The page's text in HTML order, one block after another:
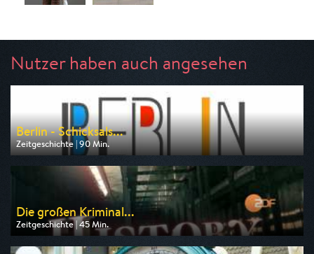
Nutzer haben auch angesehen
Berlin - Schicksals...
Zeitgeschichte | 90 Min.
Ausgestrahlt von rbb
am 11.08.2026, 20:15
Die großen Kriminal...
Zeitgeschichte | 45 Min.
Ausgestrahlt von ZDF info
am 10.08.2026, 18:45